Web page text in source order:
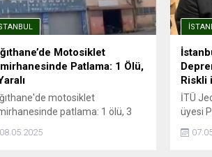
değer
Motosiklet
Patlama: 1 Ölü,
motosiklet
patlama: 1 ölü, 3
kaldı, hayatını
08.05.2025
Riskli
İTÜ
üyesi